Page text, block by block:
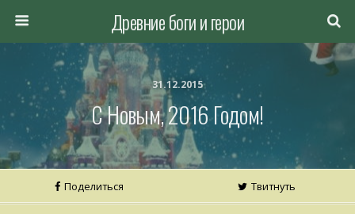
Древние боги и герои
31.12.2015
С Новым, 2016 Годом!
Поделиться Твитнуть